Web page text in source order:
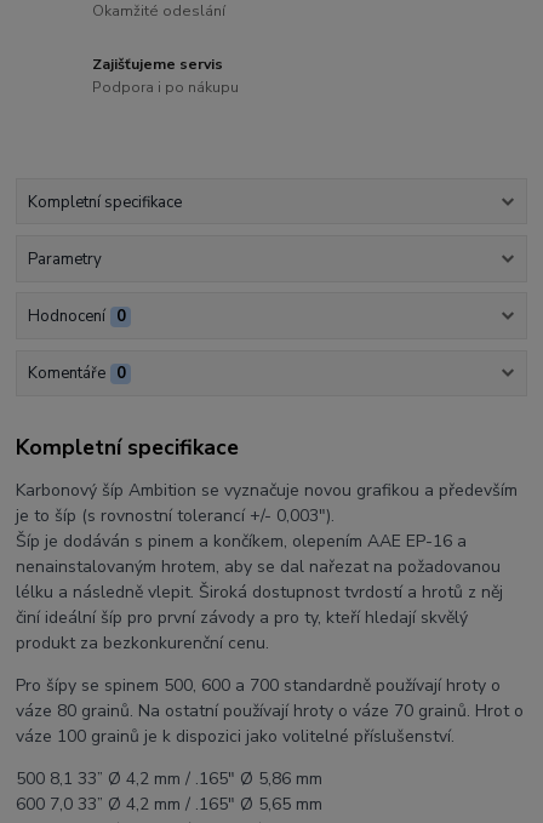
Okamžité odeslání
Zajišťujeme servis
Podpora i po nákupu
Kompletní specifikace
Parametry
Hodnocení 0
Komentáře 0
Kompletní specifikace
Karbonový šíp Ambition se vyznačuje novou grafikou a především
je to šíp (s rovnostní tolerancí +/- 0,003").
Šíp je dodáván s pinem a končíkem, olepením AAE EP-16 a
nenainstalovaným hrotem, aby se dal nařezat na požadovanou
lélku a následně vlepit. Široká dostupnost tvrdostí a hrotů z něj
činí ideální šíp pro první závody a pro ty, kteří hledají skvělý
produkt za bezkonkurenční cenu.
Pro šípy se spinem 500, 600 a 700 standardně používají hroty o
váze 80 grainů. Na ostatní používají hroty o váze 70 grainů. Hrot o
váze 100 grainů je k dispozici jako volitelné příslušenství.
500 8,1 33” Ø 4,2 mm / .165" Ø 5,86 mm
600 7,0 33” Ø 4,2 mm / .165" Ø 5,65 mm